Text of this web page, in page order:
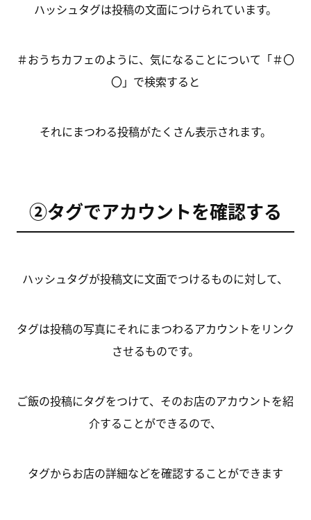
ハッシュタグは投稿の文面につけられています。
＃おうちカフェのように、気になることについて「＃〇
〇」で検索すると
それにまつわる投稿がたくさん表示されます。
②タグでアカウントを確認する
ハッシュタグが投稿文に文面でつけるものに対して、
タグは投稿の写真にそれにまつわるアカウントをリンク
させるものです。
ご飯の投稿にタグをつけて、そのお店のアカウントを紹
介することができるので、
タグからお店の詳細などを確認することができます